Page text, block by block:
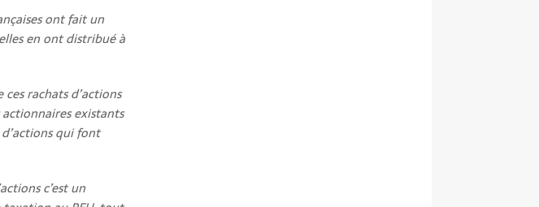
ont fait un
en ont distribué à
rachats d’actions
existants
qui font
c’est un